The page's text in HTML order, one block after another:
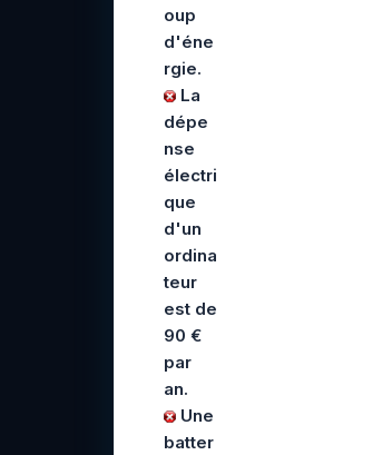
oup
d'éne
rgie.
La
dépe
nse
électri
que
d'un
ordina
teur
est de
90 €
par
an.
Une
batter